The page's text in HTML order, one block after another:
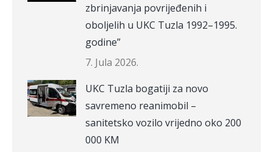
zbrinjavanja povrijeđenih i
oboljelih u UKC Tuzla 1992–1995.
godine”
7. Jula 2026.
UKC Tuzla bogatiji za novo
savremeno reanimobil –
sanitetsko vozilo vrijedno oko 200
000 KM